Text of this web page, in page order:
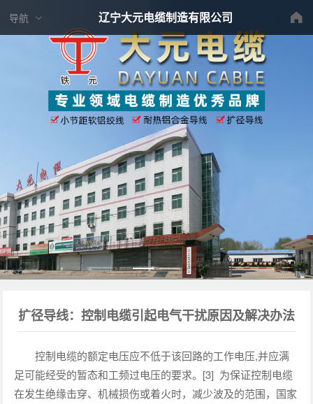
导航 辽宁大元电缆制造有限公司
扩径导线：控制电缆引起电气干扰原因及解决办法
控制电缆的额定电压应不低于该回路的工作电压,并应满
足可能经受的暂态和工频过电压的要求。[3] 为保证控制电缆
在发生绝缘击穿、机械损伤或着火时，减少波及的范围，国家